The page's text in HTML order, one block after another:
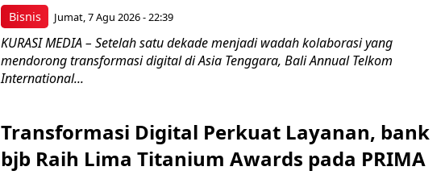
Bisnis Jumat, 7 Agu 2026 - 22:39
KURASI MEDIA – Setelah satu dekade menjadi wadah kolaborasi yang
mendorong transformasi digital di Asia Tenggara, Bali Annual Telkom
International...
Transformasi Digital Perkuat Layanan, bank
bjb Raih Lima Titanium Awards pada PRIMA